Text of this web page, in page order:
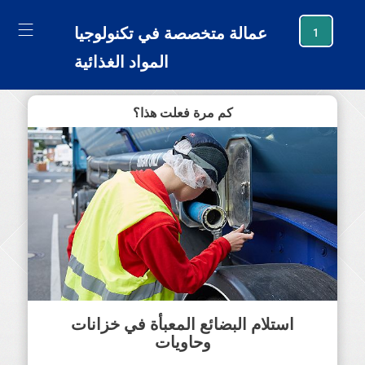
عمالة متخصصة في تكنولوجيا
المواد الغذائية
1
كم مرة فعلت هذا؟
استلام البضائع المعبأة في خزانات
وحاويات